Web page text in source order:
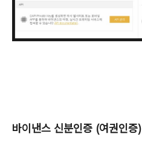
바이낸스 신분인증 (여권인증)